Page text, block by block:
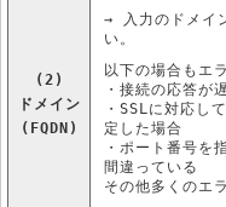
(2)
ドメイン
(FQDN)
→ 入力のドメイ
い。
以下の場合もエ
・接続の応答が
・SSLに対応
定した場合
・ポート番号を
間違っている
その他多くのエ